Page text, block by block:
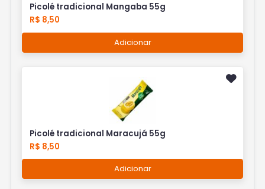
Picolé tradicional Mangaba 55g
R$ 8,50
Adicionar
Picolé tradicional Maracujá 55g
R$ 8,50
Adicionar